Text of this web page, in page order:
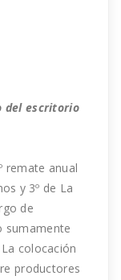
del escritorio
remate anual
y 3º de La
de
sumamente
colocación
productores